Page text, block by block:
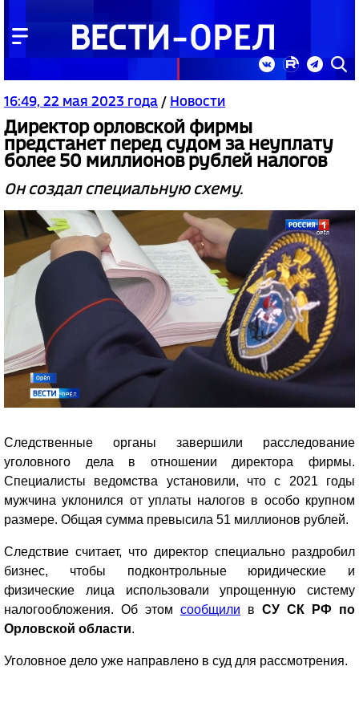
16:49, 22 мая 2023 года / Новости
Директор орловской фирмы
предстанет перед судом за неуплату
более 50 миллионов рублей налогов
Он создал специальную схему.
Следственные органы завершили расследование
уголовного дела в отношении директора фирмы.
Специалисты ведомства установили, что с 2021 годы
мужчина уклонился от уплаты налогов в особо крупном
размере. Общая сумма превысила 51 миллионов рублей.
Следствие считает, что директор специально раздробил
бизнес, чтобы подконтрольные юридические и
физические лица использовали упрощенную систему
налогообложения. Об этом сообщили в СУ СК РФ по
Орловской области.
Уголовное дело уже направлено в суд для рассмотрения.